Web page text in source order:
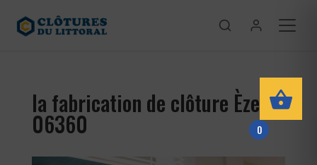
la fabrication de clôture Èze
06360 0